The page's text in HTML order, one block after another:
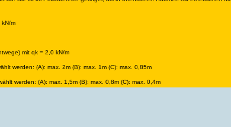
kN/m
mit qk = 2,0 kN/m
werden: (A): max. 2m (B): max. 1m (C): max. 0,85m
werden: (A): max. 1,5m (B): max. 0,8m (C): max. 0,4m